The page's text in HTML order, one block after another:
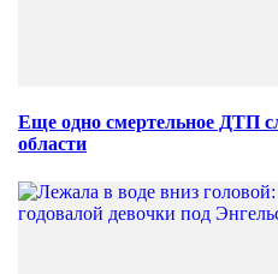
Еще одно смертельное ДТП
области